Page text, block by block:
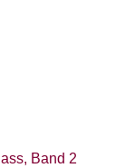
Band 2